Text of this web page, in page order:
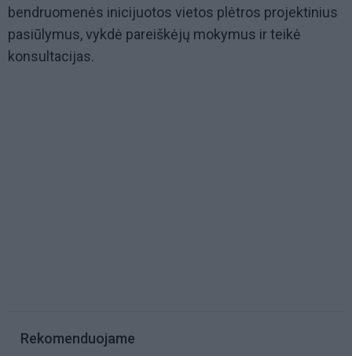
bendruomenės inicijuotos vietos plėtros projektinius
pasiūlymus, vykdė pareiškėjų mokymus ir teikė
konsultacijas.
Rekomenduojame